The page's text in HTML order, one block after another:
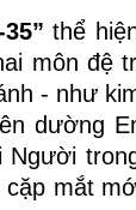
35”thể
môn đệ
- như
dường
Người
mắt